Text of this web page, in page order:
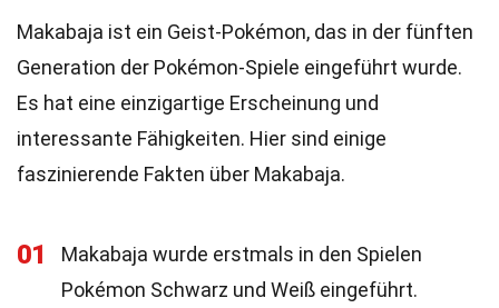
Makabaja ist ein Geist-Pokémon, das in der fünften
Generation der Pokémon-Spiele eingeführt wurde.
Es hat eine einzigartige Erscheinung und
interessante Fähigkeiten. Hier sind einige
faszinierende Fakten über Makabaja.
01
Makabaja wurde erstmals in den Spielen
Pokémon Schwarz und Weiß eingeführt.